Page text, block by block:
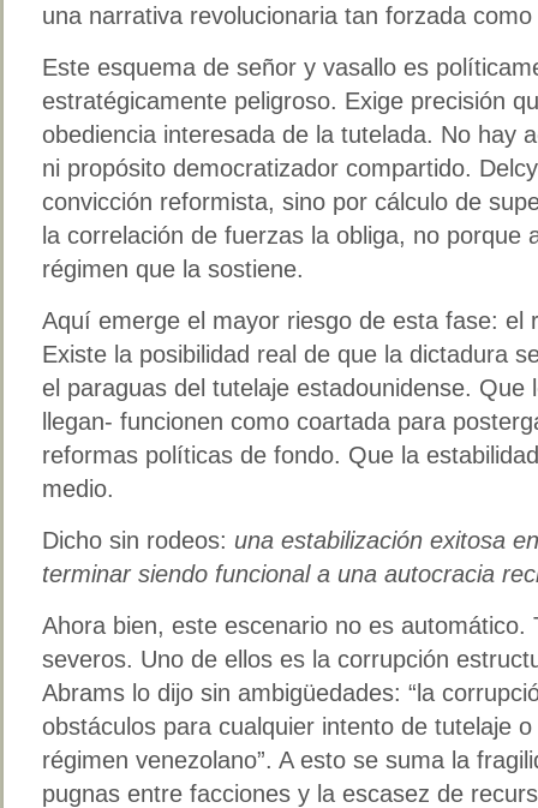
una narrativa revolucionaria tan forzada
Este esquema de señor y vasallo es
estratégicamente peligroso. Exige precisión
obediencia interesada de la tutelada. No hay
ni propósito democratizador compartido.
convicción reformista, sino por cálculo de
la correlación de fuerzas la obliga, no porque
régimen que la sostiene.
Aquí emerge el mayor riesgo de esta fase: el
Existe la posibilidad real de que la dictadura
el paraguas del tutelaje estadounidense. Que
llegan- funcionen como coartada para
reformas políticas de fondo. Que la
medio.
Dicho sin rodeos: una estabilización exitosa
terminar siendo funcional a una autocracia
Ahora bien, este escenario no es automático.
severos. Uno de ellos es la corrupción
Abrams lo dijo sin ambigüedades: “la
obstáculos para cualquier intento de tutelaje
régimen venezolano”. A esto se suma la
pugnas entre facciones y la escasez de